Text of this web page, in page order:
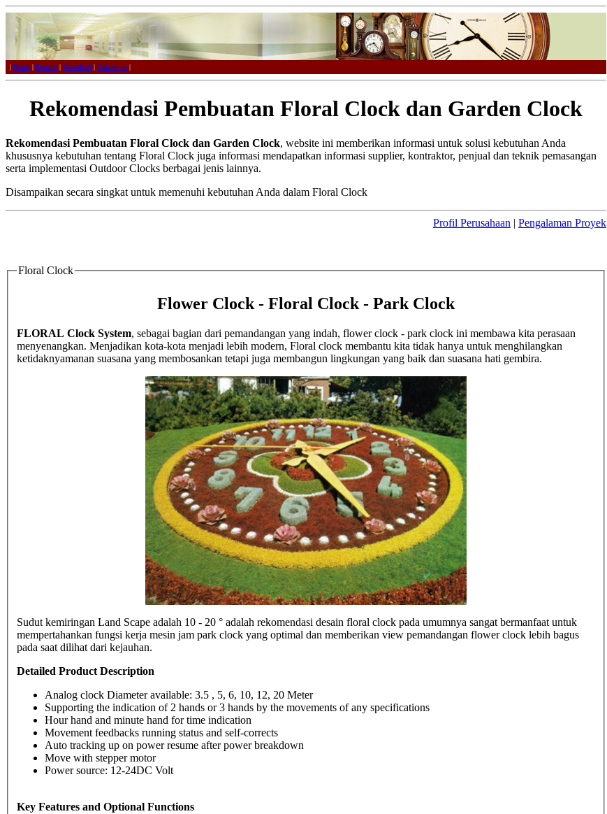
| Home | Product | Download | Contact us |
Rekomendasi Pembuatan Floral Clock dan Garden Clock
Rekomendasi Pembuatan Floral Clock dan Garden Clock, website ini memberikan informasi untuk solusi kebutuhan Anda
khususnya kebutuhan tentang Floral Clock juga informasi mendapatkan informasi supplier, kontraktor, penjual dan teknik pemasangan
serta implementasi Outdoor Clocks berbagai jenis lainnya.
Disampaikan secara singkat untuk memenuhi kebutuhan Anda dalam Floral Clock
Profil Perusahaan | Pengalaman Proyek
Floral Clock
Flower Clock - Floral Clock - Park Clock
FLORAL Clock System, sebagai bagian dari pemandangan yang indah, flower clock - park clock ini membawa kita perasaan
menyenangkan. Menjadikan kota-kota menjadi lebih modern, Floral clock membantu kita tidak hanya untuk menghilangkan
ketidaknyamanan suasana yang membosankan tetapi juga membangun lingkungan yang baik dan suasana hati gembira.
Sudut kemiringan Land Scape adalah 10 - 20 ° adalah rekomendasi desain floral clock pada umumnya sangat bermanfaat untuk
mempertahankan fungsi kerja mesin jam park clock yang optimal dan memberikan view pemandangan flower clock lebih bagus
pada saat dilihat dari kejauhan.
Detailed Product Description
Analog clock Diameter available: 3.5 , 5, 6, 10, 12, 20 Meter
Supporting the indication of 2 hands or 3 hands by the movements of any specifications
Hour hand and minute hand for time indication
Movement feedbacks running status and self-corrects
Auto tracking up on power resume after power breakdown
Move with stepper motor
Power source: 12-24DC Volt
Key Features and Optional Functions